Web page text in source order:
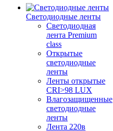
Светодиодные ленты
Светодиодная
лента Premium
class
Открытые
светодиодные
ленты
Ленты открытые
CRI>98 LUX
Влагозащищенные
светодиодные
ленты
Лента 220в